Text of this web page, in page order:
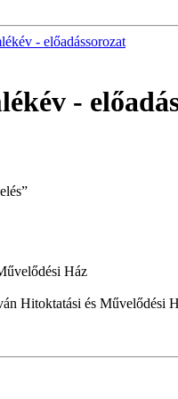
- előadássorozat
-
Ház
Hitoktatási és Művelődési